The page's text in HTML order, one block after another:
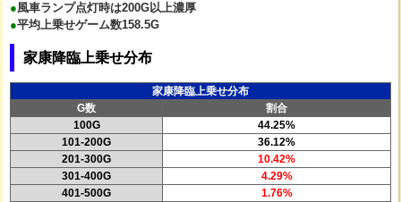
●風車ランプ点灯時は200G以上濃厚
●平均上乗せゲーム数158.5G
家康降臨上乗せ分布
家康降臨上乗せ分布
G数
割合
100G
44.25%
101-200G
36.12%
201-300G
10.42%
301-400G
4.29%
401-500G
1.76%